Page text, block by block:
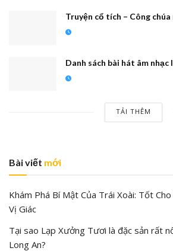
Truyện cổ tích – Công
Danh sách bài hát âm nhạc
TẢI THÊM
Bài viết mới
Khám Phá Bí Mật Của Trái Xoài: Tốt
Vị Giác
Tại sao Lạp Xưởng Tươi là đặc sản rất
Long An?